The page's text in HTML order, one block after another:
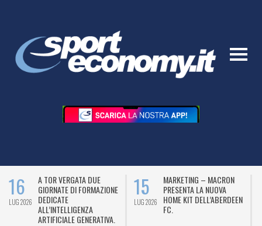
16
LUG 2026
A TOR VERGATA DUE
GIORNATE DI FORMAZIONE
DEDICATE
ALL’INTELLIGENZA
ARTIFICIALE GENERATIVA.
15
LUG 2026
MARKETING – MACRON
PRESENTA LA NUOVA
HOME KIT DELL’ABERDEEN
FC.